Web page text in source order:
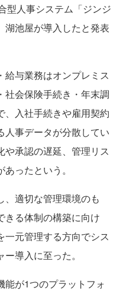
型人事システム「ジンジ
湖池屋が導入したと発表
与業務はオンプレミス
社会保険手続き・年末調
、入社手続きや雇用契約
人事データが分散してい
や承認の遅延、管理リス
ったという。
適切な管理環境のも
きる体制の構築に向け
一元管理する方向でシス
導入に至った。
が1つのプラットフォ